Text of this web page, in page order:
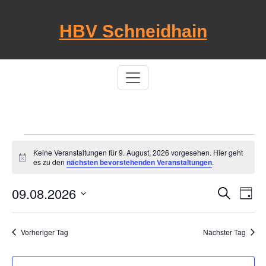
HBV Schneidhain
Veranstaltungen
für
9.
August,
Hinweis
Keine Veranstaltungen für 9. August, 2026 vorgesehen. Hier geht
es zu den nächsten bevorstehenden Veranstaltungen.
Suche
und
Suche
Tag
09.08.2026
Vorheriger Tag
Nächster Tag